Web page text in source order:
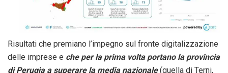
Risultati che premiano l’impegno sul fronte digitalizzazione
delle imprese e che per la prima volta portano la provincia
di Perugia a superare la media nazionale(quella di Terni,